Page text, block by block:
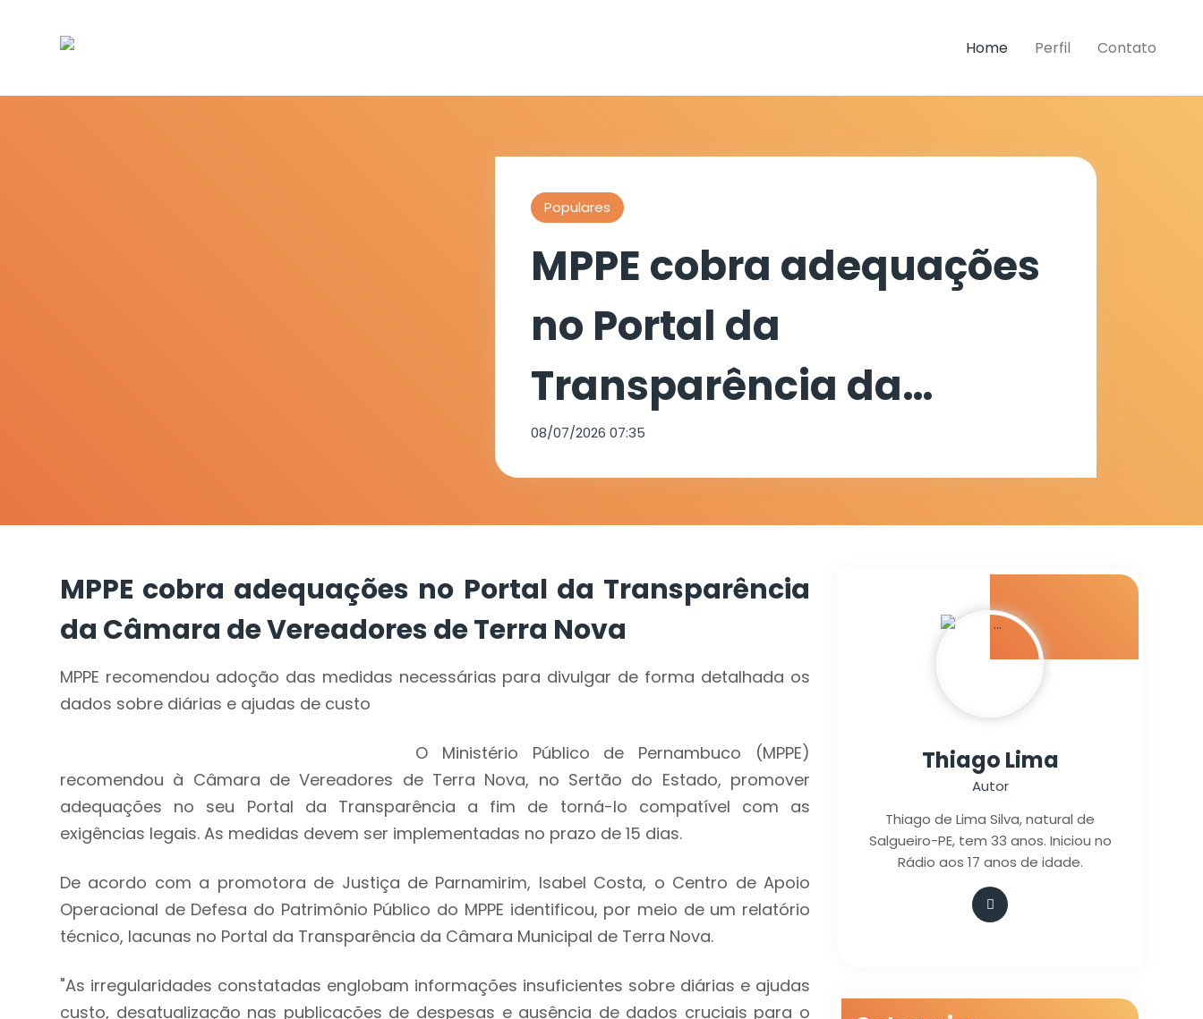
Home Perfil Contato
Populares
MPPE cobra adequações
no Portal da
Transparência da
Câmara de Vereadores
08/07/2026 07:35
MPPE cobra adequações no Portal da Transparência
da Câmara de Vereadores de Terra Nova
MPPE recomendou adoção das medidas necessárias para divulgar de forma detalhada os
dados sobre diárias e ajudas de custo
O Ministério Público de Pernambuco (MPPE)
recomendou à Câmara de Vereadores de Terra Nova, no Sertão do Estado, promover
adequações no seu Portal da Transparência a fim de torná-lo compatível com as
exigências legais. As medidas devem ser implementadas no prazo de 15 dias.
De acordo com a promotora de Justiça de Parnamirim, Isabel Costa, o Centro de Apoio
Operacional de Defesa do Patrimônio Público do MPPE identificou, por meio de um relatório
técnico, lacunas no Portal da Transparência da Câmara Municipal de Terra Nova.
"As irregularidades constatadas englobam informações insuficientes sobre diárias e ajudas
custo, desatualização nas publicações de despesas e ausência de dados cruciais para o
Thiago Lima
Autor
Thiago de Lima Silva, natural de
Salgueiro-PE, tem 33 anos. Iniciou no
Rádio aos 17 anos de idade.